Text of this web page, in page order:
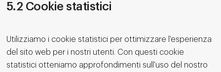
5.2 Cookie statistici
Utilizziamo i cookie statistici per ottimizzare l'esperienza
del sito web per i nostri utenti. Con questi cookie
statistici otteniamo approfondimenti sull'uso del nostro